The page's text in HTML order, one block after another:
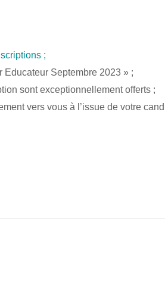
;
Septembre 2023 » ;
sont exceptionnellement offerts ;
vers vous à l’issue de votre